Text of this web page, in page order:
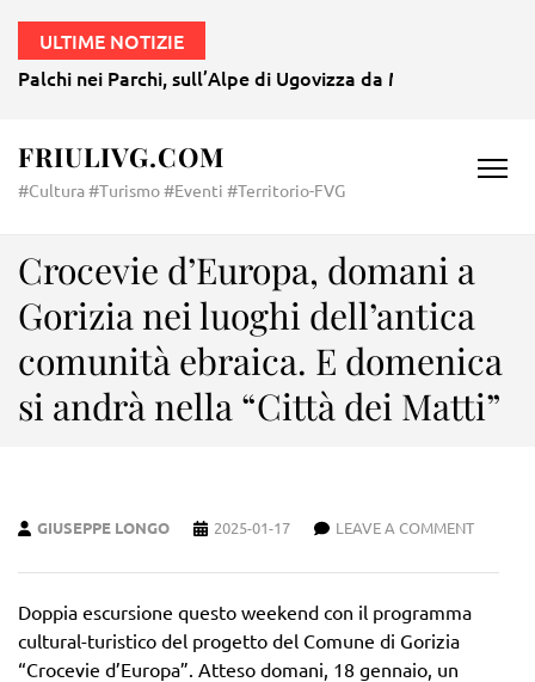
ULTIME NOTIZIE
Palchi nei Parchi, sull’Alpe di Ugovizza da Mozart a
FRIULIVG.COM
#Cultura #Turismo #Eventi #Territorio-FVG
Crocevie d’Europa, domani a
Gorizia nei luoghi dell’antica
comunità ebraica. E domenica
si andrà nella “Città dei Matti”
GIUSEPPE LONGO 2025-01-17 LEAVE A COMMENT
Doppia escursione questo weekend con il programma
cultural-turistico del progetto del Comune di Gorizia
“Crocevie d’Europa”. Atteso domani, 18 gennaio, un